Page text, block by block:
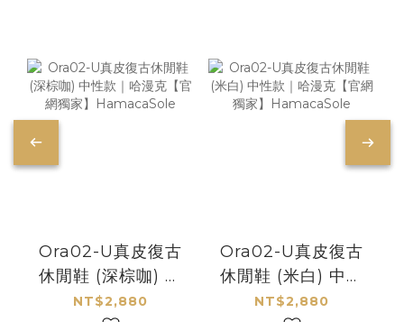
Ora02-U真皮復古
休閒鞋 (深棕咖) 中
性款｜哈漫克【官
NT$2,880
Ora02-U真皮復古
休閒鞋 (米白) 中性
款｜哈漫克【官網
NT$2,880